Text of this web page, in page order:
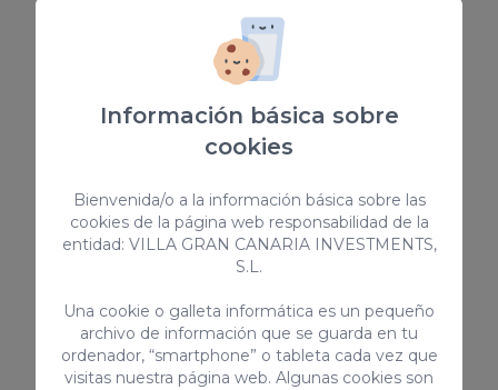
/ noche
Información básica sobre
cookies
Bienvenida/o a la información básica sobre las
cookies de la página web responsabilidad de la
entidad: VILLA GRAN CANARIA INVESTMENTS,
S.L.
Una cookie o galleta informática es un pequeño
archivo de información que se guarda en tu
ordenador, “smartphone” o tableta cada vez que
visitas nuestra página web. Algunas cookies son